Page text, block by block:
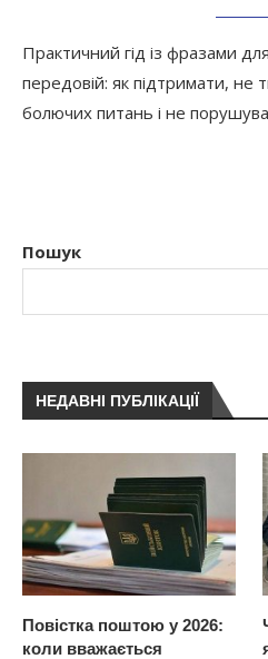
Практичний гід із фразами
передовій: як підтримати, не
болючих питань і не
Пошук
НЕДАВНІ ПУБЛІКАЦІЇ
Повістка поштою у 2026:
коли вважається